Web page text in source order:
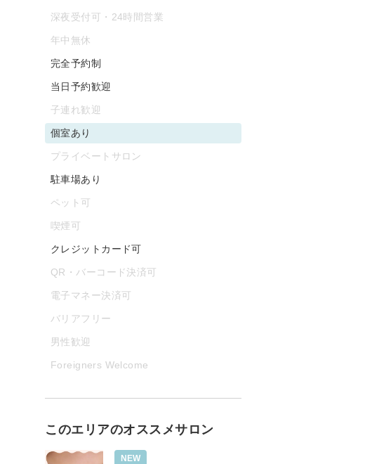
深夜受付可・24時間営業
年中無休
完全予約制
当日予約歓迎
子連れ歓迎
個室あり
プライベートサロン
駐車場あり
ペット可
喫煙可
クレジットカード可
QR・バーコード決済可
電子マネー決済可
バリアフリー
男性歓迎
Foreigners Welcome
このエリアのオススメサロン
NEW